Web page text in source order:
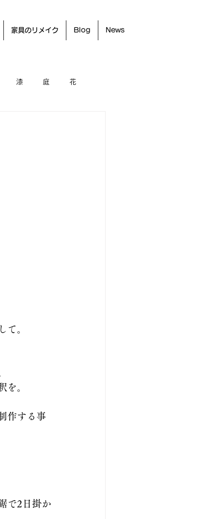
家具のリメイク Blog News
漆 庭 花
て。
を。
作する事
で2日掛か